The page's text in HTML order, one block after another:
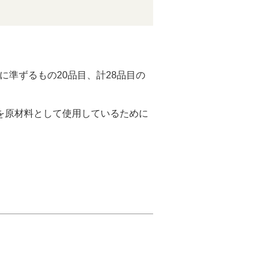
準ずるもの20品目、計28品目の
材料として使用しているために